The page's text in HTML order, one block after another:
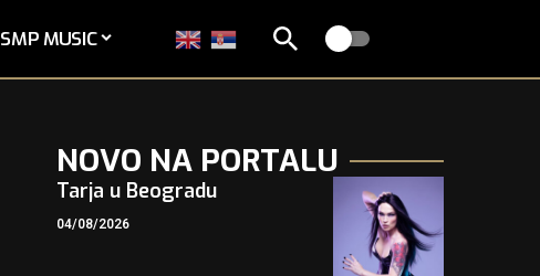
SMP MUSIC
NOVO NA PORTALU
Tarja u Beogradu
04/08/2026